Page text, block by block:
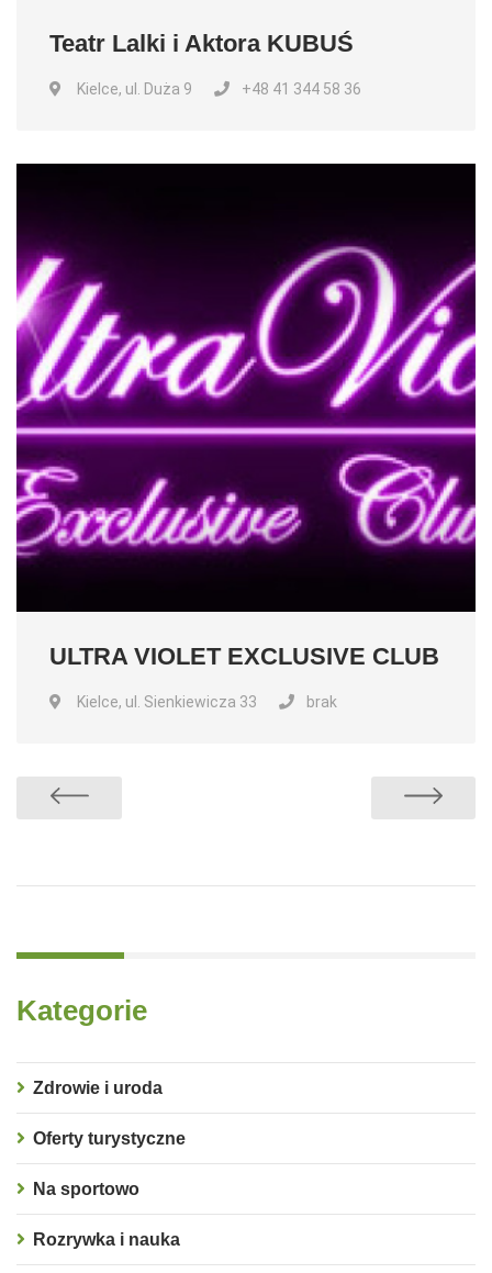
Teatr Lalki i Aktora KUBUŚ
Kielce, ul. Duża 9 +48 41 344 58 36
ULTRA VIOLET EXCLUSIVE CLUB
Kielce, ul. Sienkiewicza 33 brak
Kategorie
Zdrowie i uroda
Oferty turystyczne
Na sportowo
Rozrywka i nauka